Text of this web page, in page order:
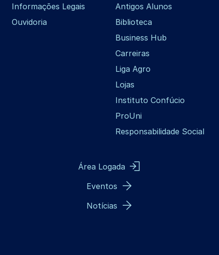
Informações Legais
Ouvidoria
Antigos Alunos
Biblioteca
Business Hub
Carreiras
Liga Agro
Lojas
Instituto Confúcio
ProUni
Responsabilidade Social
Área Logada
Eventos
Notícias